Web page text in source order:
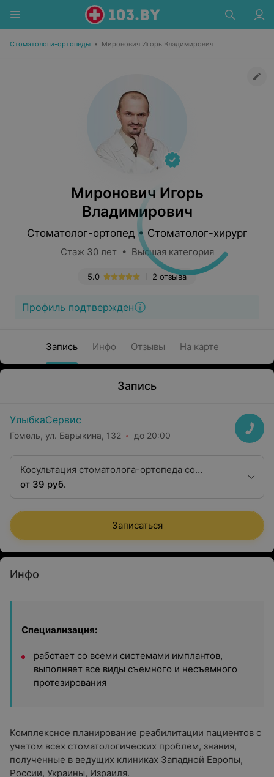
Стоматологи-ортопеды • Миронович Игорь Владимирович
Миронович Игорь
Владимирович
Стоматолог-ортопед • Стоматолог-хирург
Стаж 30 лет • Высшая категория
2 отзыва
5.0
Профиль подтвержден
Запись Инфо Отзывы На карте
Запись
УлыбкаСервис
Гомель, ул. Барыкина, 132 до 20:00
Косультация стоматолога-ортопеда со
снимком и выдачей консультативного
от 39 руб.
Записаться
Инфо
Специализация:
работает со всеми системами имплантов,
выполняет все виды съемного и несъемного
протезирования
Комплексное планирование реабилитации пациентов с
учетом всех стоматологических проблем, знания,
полученные в ведущих клиниках Западной Европы,
России, Украины, Израиля.